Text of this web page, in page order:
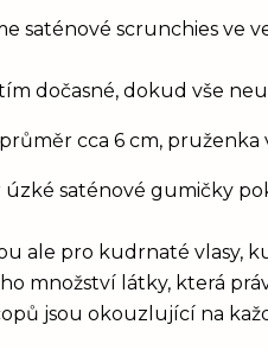
saténové scrunchies ve
dočasné, dokud vše
cca 6 cm, pruženka
saténové gumičky
ale pro kudrnaté vlasy,
množství látky, která
jsou okouzlující na